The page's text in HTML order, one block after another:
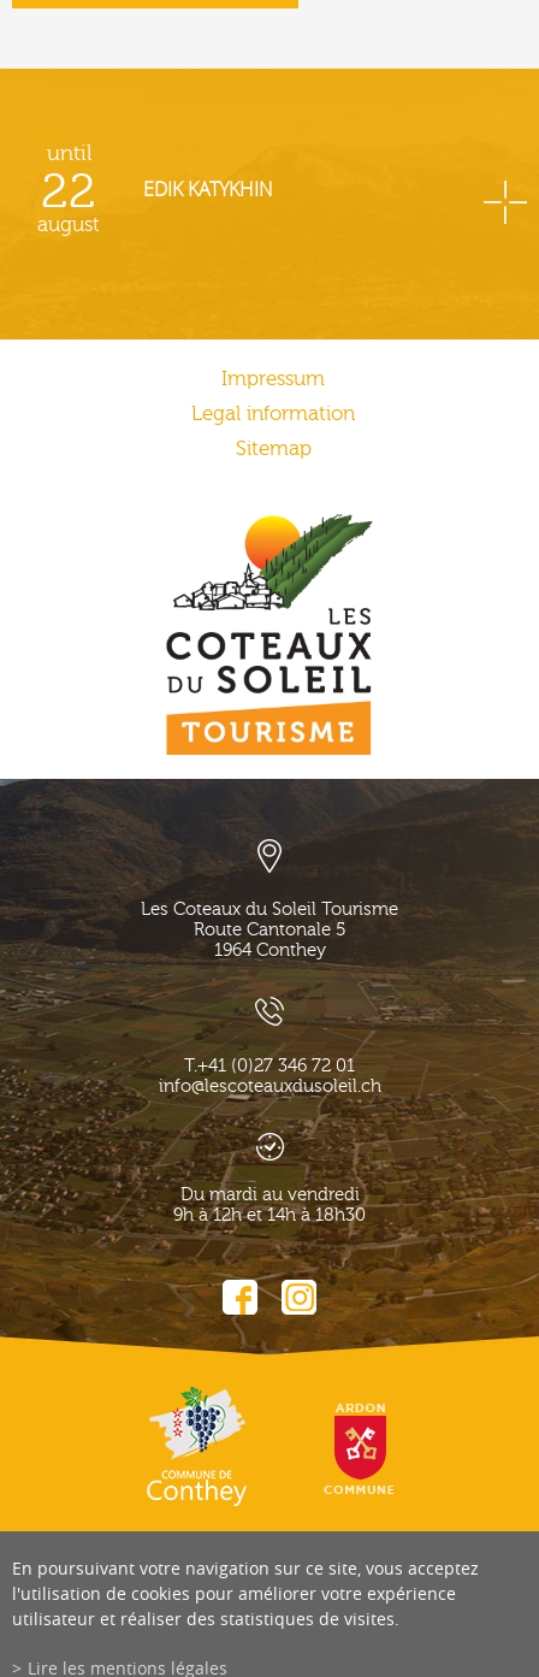
until
22
august
EDIK KATYKHIN
Impressum
Legal information
Sitemap
Les Coteaux du Soleil Tourisme
Route Cantonale 5
1964 Conthey
T.+41 (0)27 346 72 01
info@lescoteauxdusoleil.ch
Du mardi au vendredi
9h à 12h et 14h à 18h30
En poursuivant votre navigation sur ce site, vous acceptez
l'utilisation de cookies pour améliorer votre expérience
utilisateur et réaliser des statistiques de visites.
Lire les mentions légales